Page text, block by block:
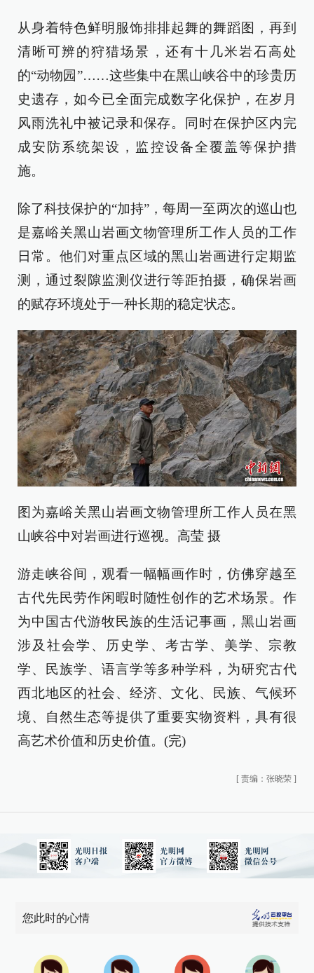
从身着特色鲜明服饰排排起舞的舞蹈图，再到
清晰可辨的狩猎场景，还有十几米岩石高处
的“动物园”……这些集中在黑山峡谷中的珍贵历
史遗存，如今已全面完成数字化保护，在岁月
风雨洗礼中被记录和保存。同时在保护区内完
成安防系统架设，监控设备全覆盖等保护措
施。
除了科技保护的“加持”，每周一至两次的巡山也
是嘉峪关黑山岩画文物管理所工作人员的工作
日常。他们对重点区域的黑山岩画进行定期监
测，通过裂隙监测仪进行等距拍摄，确保岩画
的赋存环境处于一种长期的稳定状态。
图为嘉峪关黑山岩画文物管理所工作人员在黑
山峡谷中对岩画进行巡视。高莹 摄
游走峡谷间，观看一幅幅画作时，仿佛穿越至
古代先民劳作闲暇时随性创作的艺术场景。作
为中国古代游牧民族的生活记事画，黑山岩画
涉及社会学、历史学、考古学、美学、宗教
学、民族学、语言学等多种学科，为研究古代
西北地区的社会、经济、文化、民族、气候环
境、自然生态等提供了重要实物资料，具有很
高艺术价值和历史价值。(完)
[ 责编：张晓荣 ]
您此时的心情